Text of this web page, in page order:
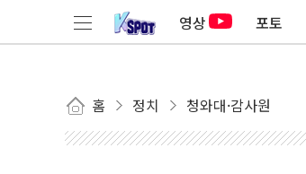
영상 포토
홈 정치 청와대·감사원